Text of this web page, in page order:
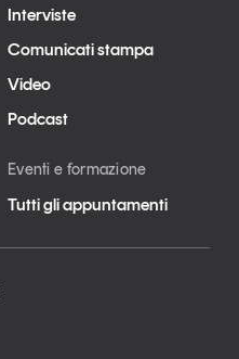
Interviste
Comunicati stampa
Video
Podcast
Eventi e formazione
Tutti gli appuntamenti